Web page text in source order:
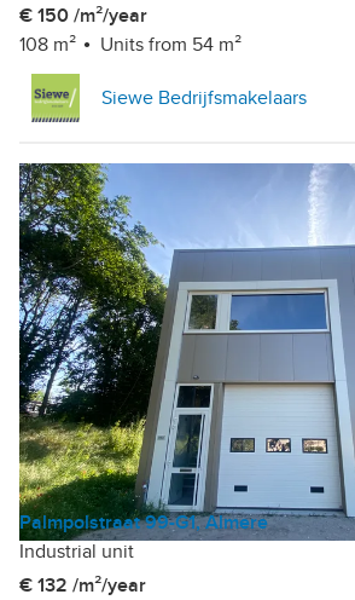
€ 150 /m²/year
108 m²
Units from 54 m²
Siewe Bedrijfsmakelaars
Palmpolstraat 99-G1, Almere
Industrial unit
€ 132 /m²/year